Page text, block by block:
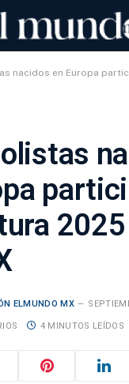
en Europa participan en el
ELMUNDO MX
4 MINUTOS LEÍDOS